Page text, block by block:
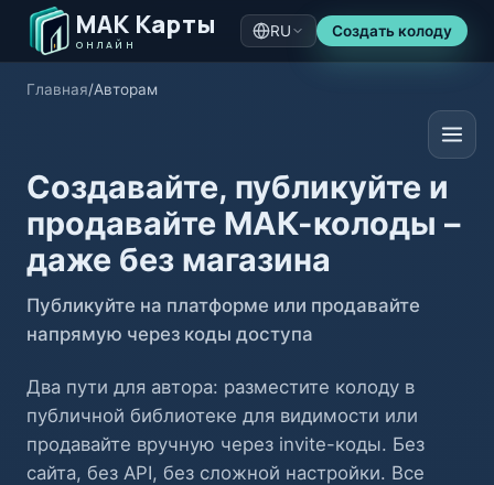
МАК Карты
ОНЛАЙН
RU Создать колоду
Главная/Авторам
Создавайте, публикуйте и
продавайте МАК-колоды –
даже без магазина
Публикуйте на платформе или продавайте
напрямую через коды доступа
Два пути для автора: разместите колоду в
публичной библиотеке для видимости или
продавайте вручную через invite-коды. Без
сайта, без API, без сложной настройки. Все